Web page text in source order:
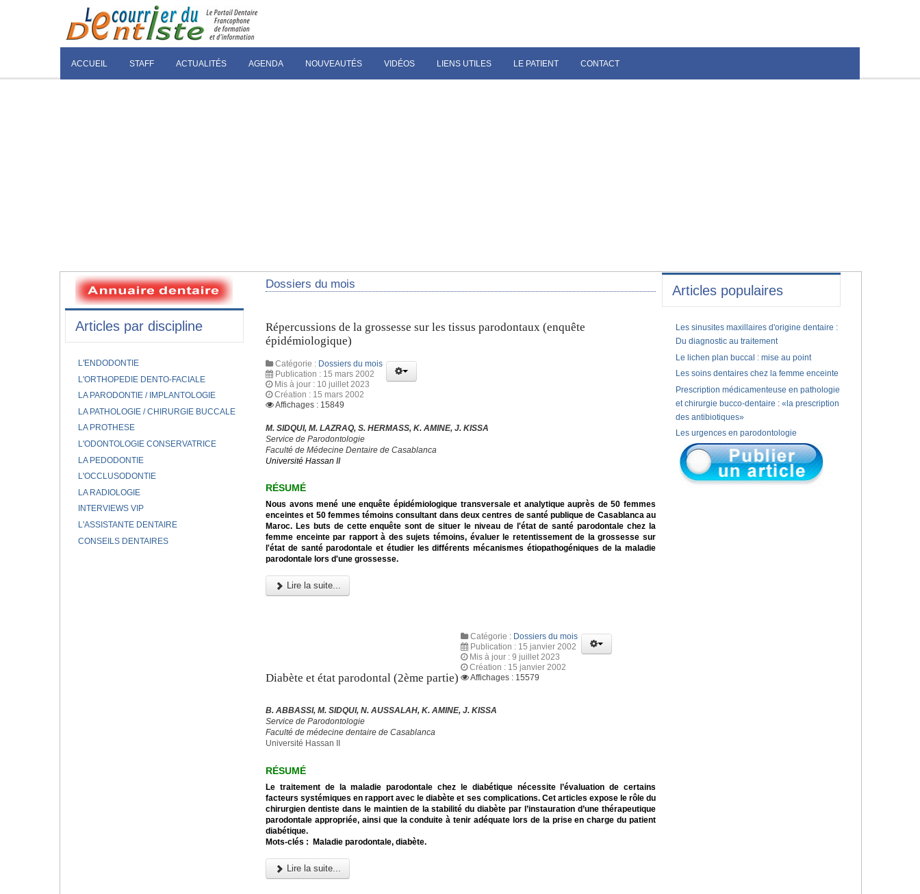
ACCUEIL STAFF ACTUALITÉS AGENDA NOUVEAUTÉS VIDÉOS LIENS UTILES LE PATIENT CONTACT
Dossiers du mois
Répercussions de la grossesse sur les tissus parodontaux (enquête
épidémiologique)
Catégorie : Dossiers du mois
Publication : 15 mars 2002
Mis à jour : 10 juillet 2023
Création : 15 mars 2002
Affichages : 15849
M. SIDQUI, M. LAZRAQ, S. HERMASS, K. AMINE, J. KISSA
Service de Parodontologie
Faculté de Médecine Dentaire de Casablanca
Université Hassan II
RÉSUMÉ
Nous avons mené une enquête épidémiologique transversale et analytique auprès de 50 femmes
enceintes et 50 femmes témoins consultant dans deux centres de santé publique de Casablanca au
Maroc. Les buts de cette enquête sont de situer le niveau de l'état de santé parodontale chez la
femme enceinte par rapport à des sujets témoins, évaluer le retentissement de la grossesse sur
l'état de santé parodontale et étudier les différents mécanismes étiopathogéniques de la maladie
parodontale lors d'une grossesse.
Lire la suite...
Diabète et état parodontal (2ème partie)
Catégorie : Dossiers du mois
Publication : 15 janvier 2002
Mis à jour : 9 juillet 2023
Création : 15 janvier 2002
Affichages : 15579
B. ABBASSI, M. SIDQUI, N. AUSSALAH, K. AMINE, J. KISSA
Service de Parodontologie
Faculté de médecine dentaire de Casablanca
Université Hassan II
RÉSUMÉ
Le traitement de la maladie parodontale chez le diabétique nécessite l’évaluation de certains
facteurs systémiques en rapport avec le diabète et ses complications. Cet articles expose le rôle du
chirurgien dentiste dans le maintien de la stabilité du diabète par l’instauration d’une thérapeutique
parodontale appropriée, ainsi que la conduite à tenir adéquate lors de la prise en charge du patient
diabétique.
Mots-clés : Maladie parodontale, diabète.
Lire la suite...
Articles par discipline
L'ENDODONTIE
L'ORTHOPEDIE DENTO-FACIALE
LA PARODONTIE / IMPLANTOLOGIE
LA PATHOLOGIE / CHIRURGIE BUCCALE
LA PROTHESE
L'ODONTOLOGIE CONSERVATRICE
LA PEDODONTIE
L'OCCLUSODONTIE
LA RADIOLOGIE
INTERVIEWS VIP
L'ASSISTANTE DENTAIRE
CONSEILS DENTAIRES
Articles populaires
Les sinusites maxillaires d'origine dentaire :
Du diagnostic au traitement
Le lichen plan buccal : mise au point
Les soins dentaires chez la femme enceinte
Prescription médicamenteuse en pathologie
et chirurgie bucco-dentaire : «la prescription
des antibiotiques»
Les urgences en parodontologie